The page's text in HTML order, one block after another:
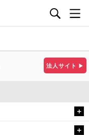
法人サイト ▶